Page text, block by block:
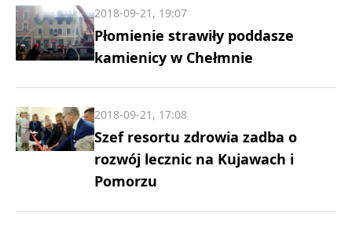
Płomienie strawiły poddasze
kamienicy w Chełmnie
2018-09-21, 19:07
Szef resortu zdrowia zadba o
rozwój lecznic na Kujawach i
Pomorzu
2018-09-21, 17:08